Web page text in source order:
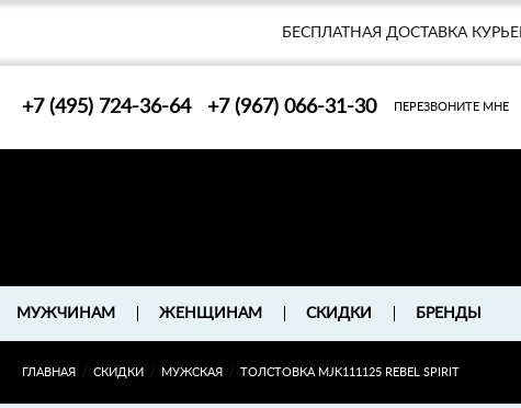
БЕСПЛАТНАЯ ДОСТАВКА
+7 (495) 724-36-64 +7 (967) 066-31-30 ПЕРЕЗВОНИТЕ МНЕ
МУЖЧИНАМ ЖЕНЩИНАМ СКИДКИ БРЕНДЫ
ГЛАВНАЯ СКИДКИ МУЖСКАЯ ТОЛСТОВКА MJK111125 REBEL SPIRIT